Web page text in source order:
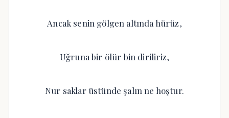
Ancak senin gölgen altında hürüz,
Uğruna bir ölür bin diriliriz,
Nur saklar üstünde şalın ne hoştur.